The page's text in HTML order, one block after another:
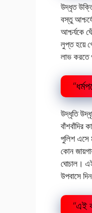
উদ্ধৃত
বস্তু
আশ্চর্যকে
লুপ্ত হয়ে
লাভ করতে
উদ্ধৃতি
বাঁশবাঁদির
পুলিশ এসে
কোন
ঘােচাল।
উপবাসে
“এই